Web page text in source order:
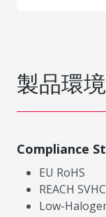
製品環
Compliance
EU RoHS
REACH SVHC
Low-